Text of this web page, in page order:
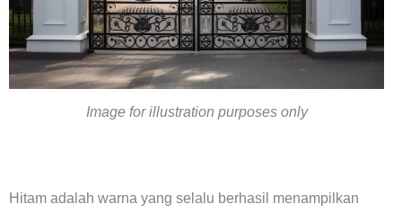
Image for illustration purposes only
Hitam adalah warna yang selalu berhasil menampilkan